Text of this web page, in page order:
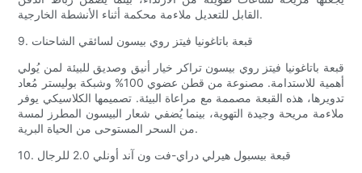
القابل للتعديل ملاءمة محكمة أثناء الأنشطة الخارجية.
9. قبعة باتاغونيا فيتز روي بيسون لسائقي الشاحنات
قبعة باتاغونيا فيتز روي بيسون تراكر خيار أنيق وصديق للبيئة لمن يُولي
أهمية للاستدامة. مصنوعة من قطن عضوي 100% وشبكة بوليستر مُعاد
تدويرها، هذه القبعة مصممة مع مراعاة البيئة. تصميمها الكلاسيكي يوفر
ملاءمة مريحة وجيدة التهوية، بينما يُضفي شعار البيسون المطرز لمسة
من السحر المستوحى من الحياة البرية.
10. قبعة بيسبول هيرلي دراي-فت ون آند أونلي 2.0 للرجال